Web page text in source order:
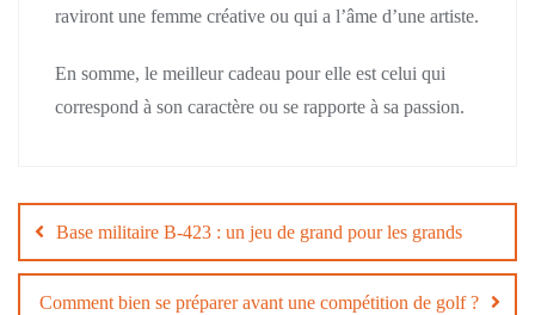
raviront une femme créative ou qui a l’âme d’une artiste.
En somme, le meilleur cadeau pour elle est celui qui
correspond à son caractère ou se rapporte à sa passion.
de
l’article
Base militaire B-423 : un jeu de grand pour les grands
Comment bien se préparer avant une compétition de golf ?